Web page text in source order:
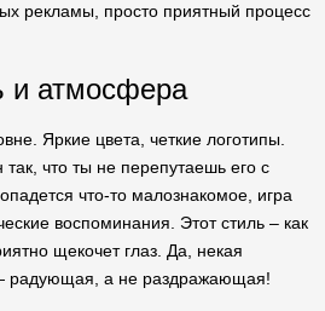
рекламы, просто приятный процесс
и атмосфера
Яркие цвета, четкие логотипы.
что ты не перепутаешь его с
что-то малознакомое, игра
воспоминания. Этот стиль – как
щекочет глаз. Да, некая
радующая, а не раздражающая!